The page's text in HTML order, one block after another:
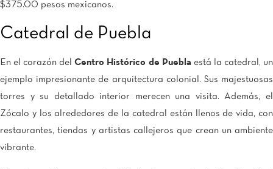
$375.00 pesos mexicanos.
Catedral de Puebla
En el corazón delCentro Histórico de Puebla está la catedral, un
ejemplo impresionante de arquitectura colonial. Sus majestuosas
torres y su detallado interior merecen una visita. Además, el
Zócalo y los alrededores de la catedral están llenos de vida, con
restaurantes, tiendas y artistas callejeros que crean un ambiente
vibrante.